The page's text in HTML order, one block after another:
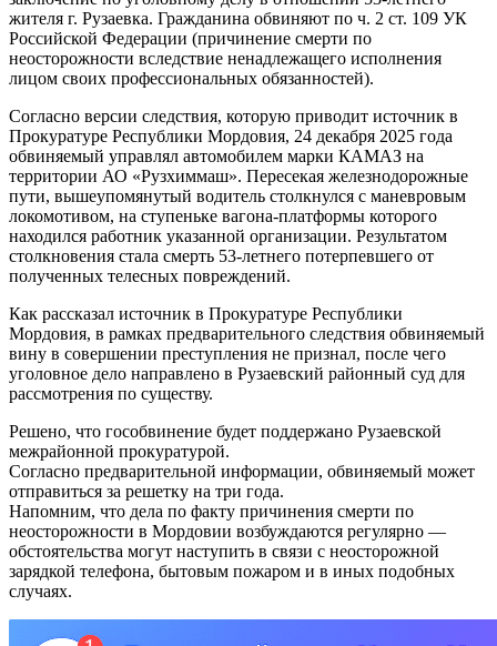
жителя г. Рузаевка. Гражданина обвиняют по ч. 2 ст. 109 УК
Российской Федерации (причинение смерти по
неосторожности вследствие ненадлежащего исполнения
лицом своих профессиональных обязанностей).
Согласно версии следствия, которую приводит источник в
Прокуратуре Республики Мордовия, 24 декабря 2025 года
обвиняемый управлял автомобилем марки КАМАЗ на
территории АО «Рузхиммаш». Пересекая железнодорожные
пути, вышеупомянутый водитель столкнулся с маневровым
локомотивом, на ступеньке вагона-платформы которого
находился работник указанной организации. Результатом
столкновения стала смерть 53-летнего потерпевшего от
полученных телесных повреждений.
Как рассказал источник в Прокуратуре Республики
Мордовия, в рамках предварительного следствия обвиняемый
вину в совершении преступления не признал, после чего
уголовное дело направлено в Рузаевский районный суд для
рассмотрения по существу.
Решено, что гособвинение будет поддержано Рузаевской
межрайонной прокуратурой.
Согласно предварительной информации, обвиняемый может
отправиться за решетку на три года.
Напомним, что дела по факту причинения смерти по
неосторожности в Мордовии возбуждаются регулярно —
обстоятельства могут наступить в связи с неосторожной
зарядкой телефона, бытовым пожаром и в иных подобных
случаях.